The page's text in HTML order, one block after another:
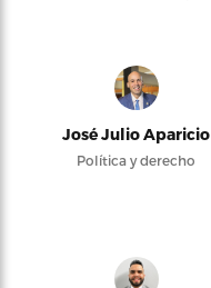
José Julio Aparicio
Política y derecho